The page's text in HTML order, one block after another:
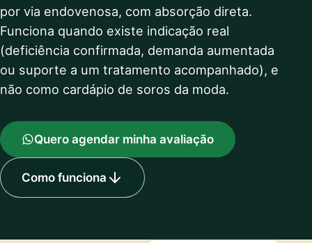
por via endovenosa, com absorção direta.
Funciona quando existe indicação real
(deficiência confirmada, demanda aumentada
ou suporte a um tratamento acompanhado), e
não como cardápio de soros da moda.
Quero agendar minha avaliação
Como funciona